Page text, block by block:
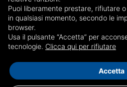
REDAZIONE
redazione@genovadice.it
Maggiori informazioni...
Vendita case Genova
Puoi liberamente prestare, rifiutare
in qualsiasi momento, secondo le
browser.
Usa il pulsante “Accetta” per
tecnologie. Clicca qui per rifiutare
Accetta